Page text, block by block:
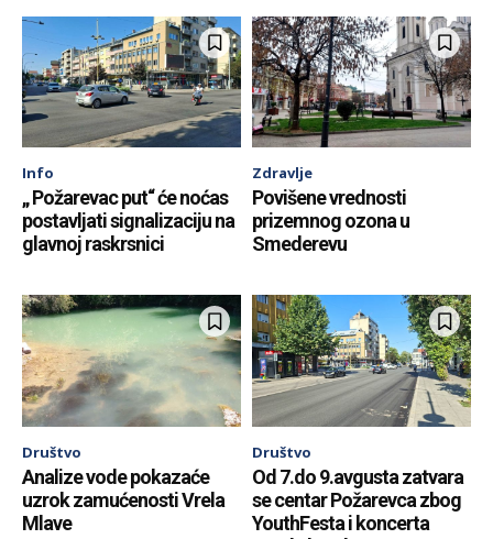
Info
„ Požarevac put“ će noćas
postavljati signalizaciju na
glavnoj raskrsnici
Zdravlje
Povišene vrednosti
prizemnog ozona u
Smederevu
Društvo
Analize vode pokazaće
uzrok zamućenosti Vrela
Mlave
Društvo
Od 7.do 9.avgusta zatvara
se centar Požarevca zbog
YouthFesta i koncerta